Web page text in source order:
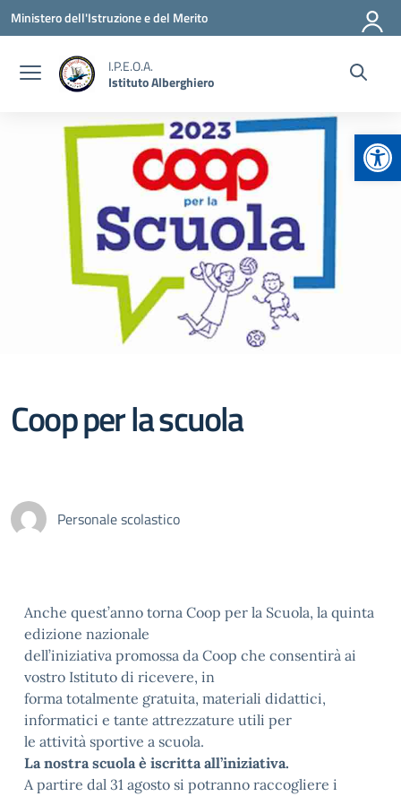
Vai ai contenuti
Vai al menu di navigazione
Vai al footer
Ministero dell'Istruzione e del Merito
I.P.E.O.A.
Istituto Alberghiero
Coop per la scuola
Personale scolastico
Anche quest’anno torna Coop per la Scuola, la quinta
edizione nazionale
dell’iniziativa promossa da Coop che consentirà ai
vostro Istituto di ricevere, in
forma totalmente gratuita, materiali didattici,
informatici e tante attrezzature utili per
le attività sportive a scuola.
La nostra scuola è iscritta all’iniziativa.
A partire dal 31 agosto si potranno raccogliere i